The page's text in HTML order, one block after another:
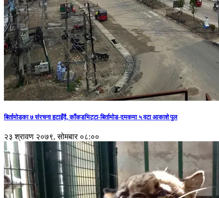
बिर्तामोडका ७ संरचना हटाइँदै, काँकडभिट्टा-बिर्तामोड-दमकमा ५ वटा आकाशे पुल
२३ श्रावण २०७९, सोमबार ०८:००